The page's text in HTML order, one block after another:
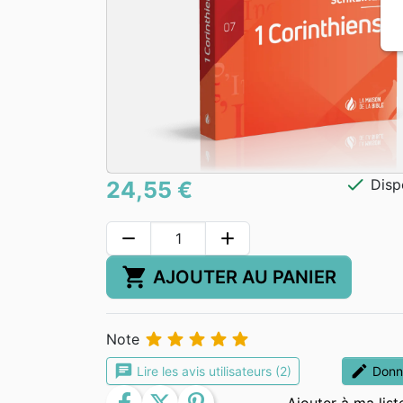
24,55 € check
remove add
shopping_cart AJOUTER AU PANIER
Note     
chat Lire les avis utilisateurs (2) edit